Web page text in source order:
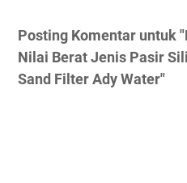
Posting Komentar untuk
Nilai Berat Jenis Pasir
Sand Filter Ady Water"